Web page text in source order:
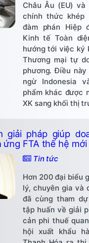
Châu Âu (EU) và
chính thức khép
đàm phán Hiệp
Kinh tế Toàn
hướng tới việc ký
Thương mại tự
phương. Điều
ngừ Indonesia
phẩm khác được
XK sang khối thị
giải pháp giúp
FTA thế hệ mới
Tin tức
Hơn 200 đại biểu
lý, chuyên gia và
đã cùng tham
tập huấn về giải
cản phi thuế
hội xuất khẩu